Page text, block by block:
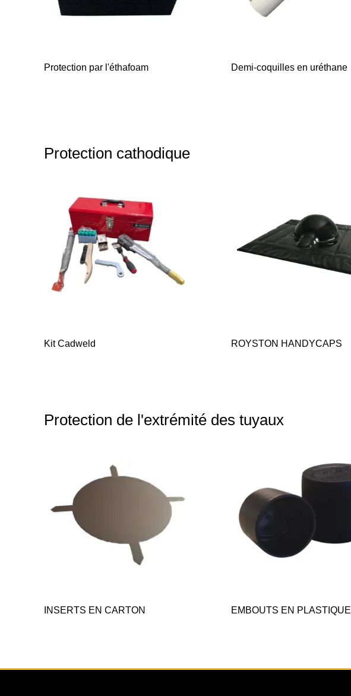
Protection par l'éthafoam Demi-coquilles en uréthane
Protection cathodique
Kit Cadweld ROYSTON HANDYCAPS
Protection de l'extrémité des tuyaux
INSERTS EN CARTON EMBOUTS EN PLASTIQUE